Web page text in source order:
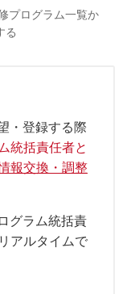
プログラム一覧か
る
・登録する際
統括責任者と
報交換・調整
グラム統括責
アルタイムで